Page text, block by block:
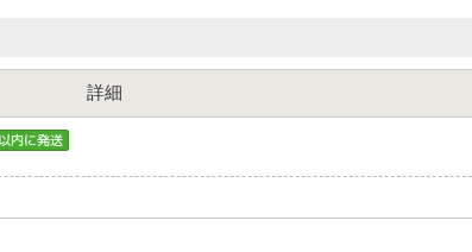
詳細